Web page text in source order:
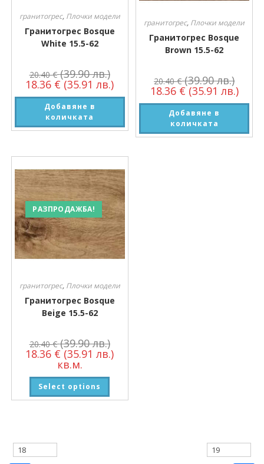
гранитогрес, Плочки модели
Гранитогрес Bosque
White 15.5-62
20.40€ (39.90 лв.)
18.36 € (35.91 лв.)
Добавяне в
количката
гранитогрес, Плочки модели
Гранитогрес Bosque
Brown 15.5-62
20.40€ (39.90 лв.)
18.36 € (35.91 лв.)
Добавяне в
количката
РАЗПРОДАЖБА!
гранитогрес, Плочки модели
Гранитогрес Bosque
Beige 15.5-62
20.40€ (39.90 лв.)
18.36 € (35.91 лв.)
кв.м.
Select options